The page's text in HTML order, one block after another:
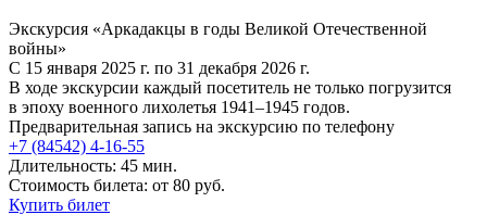
Экскурсия «Аркадакцы в годы Великой Отечественной
войны»
С 15 января 2025 г. по 31 декабря 2026 г.
В ходе экскурсии каждый посетитель не только погрузится
в эпоху военного лихолетья 1941–1945 годов.
Предварительная запись на экскурсию по телефону
+7 (84542) 4-16-55
Длительность: 45 мин.
Стоимость билета: от 80 руб.
Купить билет